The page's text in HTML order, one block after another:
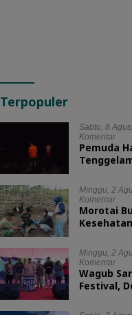
Terpopuler
Sabtu, 8
Komentar
Pemuda
Turun
Minggu, 2
Komentar
Morotai
Minggu, 2
Komentar
Wagub
Festival,